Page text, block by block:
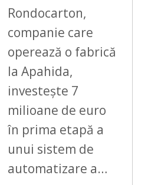
Rondocarton,
companie care
operează o fabrică
la Apahida,
investește 7
milioane de euro
în prima etapă a
unui sistem de
automatizare a…